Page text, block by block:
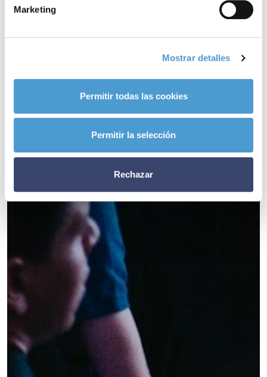
Marketing
Mostrar detalles
Permitir todas las cookies
Permitir la selección
Rechazar